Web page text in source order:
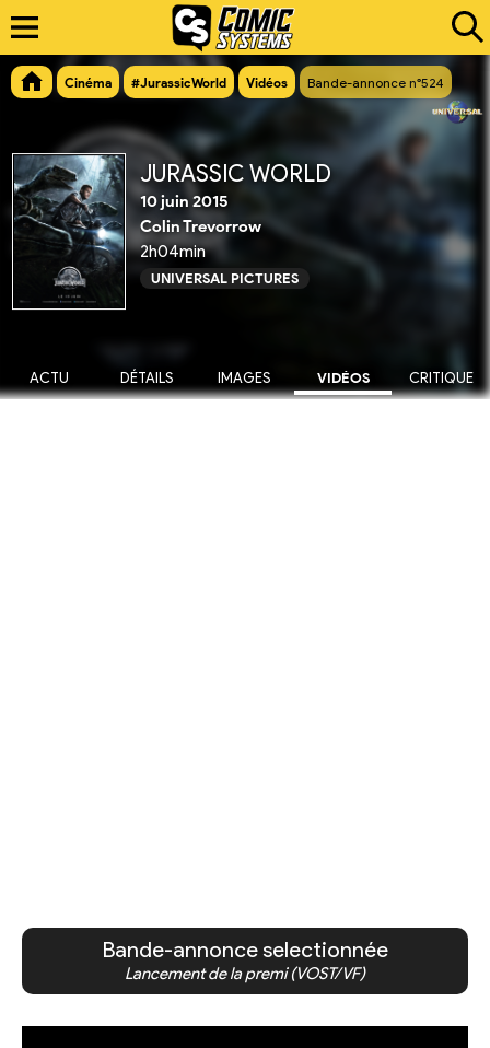
Cinéma #JurassicWorld Vidéos Bande-annonce n°524
JURASSIC WORLD
10 juin 2015
Colin Trevorrow
2h04min
UNIVERSAL PICTURES
ACTU DÉTAILS IMAGES VIDÉOS CRITIQUE
Bande-annonce selectionnée
Lancement de la premi (VOST/VF)